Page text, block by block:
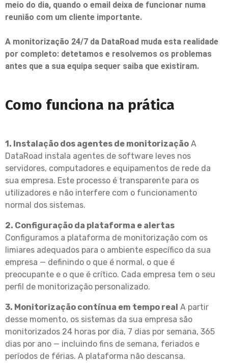
meio do dia, quando o email deixa de funcionar numa
reunião com um cliente importante.
A monitorização 24/7 da DataRoad muda esta realidade
por completo: detetamos e resolvemos os problemas
antes que a sua equipa sequer saiba que existiram.
Como funciona na prática
1. Instalação dos agentes de monitorização A
DataRoad instala agentes de software leves nos
servidores, computadores e equipamentos de rede da
sua empresa. Este processo é transparente para os
utilizadores e não interfere com o funcionamento
normal dos sistemas.
2. Configuração da plataforma e alertas
Configuramos a plataforma de monitorização com os
limiares adequados para o ambiente específico da sua
empresa — definindo o que é normal, o que é
preocupante e o que é crítico. Cada empresa tem o seu
perfil de monitorização personalizado.
3. Monitorização contínua em tempo real A partir
desse momento, os sistemas da sua empresa são
monitorizados 24 horas por dia, 7 dias por semana, 365
dias por ano — incluindo fins de semana, feriados e
períodos de férias. A plataforma não descansa.